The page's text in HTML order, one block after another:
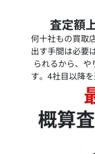
査定額
何十社もの買取
出す手間は必要
られるから、
す。4社目以降
概算